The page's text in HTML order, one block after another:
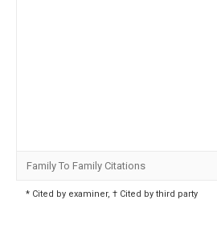
Family To Family Citations
* Cited by examiner, † Cited by third party